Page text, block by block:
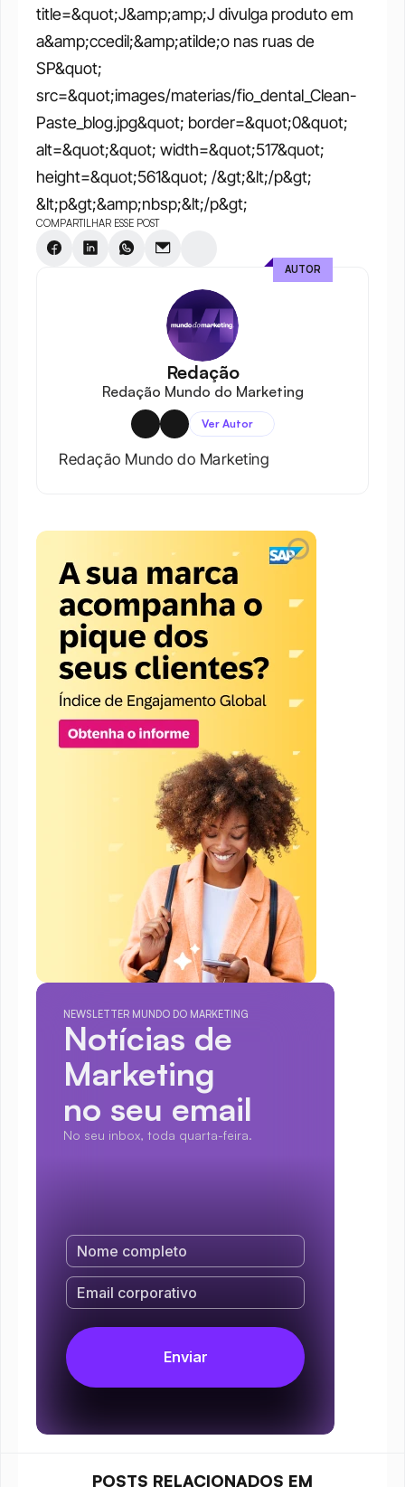
title=&quot;J&amp;amp;J divulga produto em
a&amp;ccedil;&amp;atilde;o nas ruas de
SP&quot;
src=&quot;images/materias/fio_dental_Clean-
Paste_blog.jpg&quot; border=&quot;0&quot;
alt=&quot;&quot; width=&quot;517&quot;
height=&quot;561&quot; /&gt;&lt;/p&gt;
&lt;p&gt;&amp;nbsp;&lt;/p&gt;
COMPARTILHAR ESSE POST
Redação
Redação Mundo do Marketing
Ver Autor
Redação Mundo do Marketing
AUTOR
NEWSLETTER MUNDO DO MARKETING
Notícias de
Marketing
no seu email
No seu inbox, toda quarta-feira.
POSTS RELACIONADOS EM